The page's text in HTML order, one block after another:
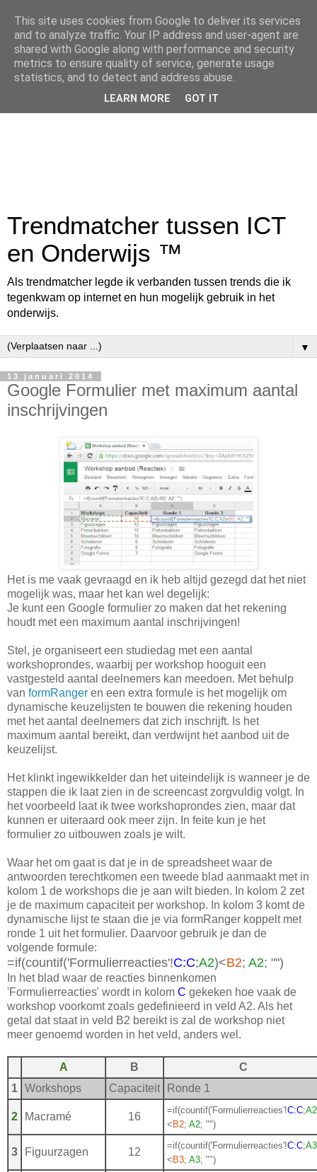
Trendmatcher tussen ICT
en Onderwijs ™
Als trendmatcher legde ik verbanden tussen trends die ik
tegenkwam op internet en hun mogelijk gebruik in het
onderwijs.
▼
13 januari 2014
Google Formulier met maximum aantal
inschrijvingen
Het is me vaak gevraagd en ik heb altijd gezegd dat het niet
mogelijk was, maar het kan wel degelijk:
Je kunt een Google formulier zo maken dat het rekening
houdt met een maximum aantal inschrijvingen!
Stel, je organiseert een studiedag met een aantal
workshoprondes, waarbij per workshop hooguit een
vastgesteld aantal deelnemers kan meedoen. Met behulp
van formRanger en een extra formule is het mogelijk om
dynamische keuzelijsten te bouwen die rekening houden
met het aantal deelnemers dat zich inschrijft. Is het
maximum aantal bereikt, dan verdwijnt het aanbod uit de
keuzelijst.
Het klinkt ingewikkelder dan het uiteindelijk is wanneer je de
stappen die ik laat zien in de screencast zorgvuldig volgt. In
het voorbeeld laat ik twee workshoprondes zien, maar dat
kunnen er uiteraard ook meer zijn. In feite kun je het
formulier zo uitbouwen zoals je wilt.
Waar het om gaat is dat je in de spreadsheet waar de
antwoorden terechtkomen een tweede blad aanmaakt met in
kolom 1 de workshops die je aan wilt bieden. In kolom 2 zet
je de maximum capaciteit per workshop. In kolom 3 komt de
dynamische lijst te staan die je via formRanger koppelt met
ronde 1 uit het formulier. Daarvoor gebruik je dan de
volgende formule:
=if(countif('Formulierreacties'!C:C;A2)<B2; A2; "")
In het blad waar de reacties binnenkomen
'Formulierreacties' wordt in kolom C gekeken hoe vaak de
workshop voorkomt zoals gedefinieerd in veld A2. Als het
getal dat staat in veld B2 bereikt is zal de workshop niet
meer genoemd worden in het veld, anders wel.
A B
C
1 Workshops Capaciteit Ronde 1
2 Macramé 16
=if(countif('Formulierreacties'!C:C;A2
< B2; A2; "")
3 Figuurzagen 12
=if(countif('Formulierreacties'!C:C;A3
< B3; A3; "")
This site uses cookies from Google to deliver its services
and to analyze traffic. Your IP address and user-agent are
shared with Google along with performance and security
metrics to ensure quality of service, generate usage
statistics, and to detect and address abuse.
LEARN MORE GOT IT